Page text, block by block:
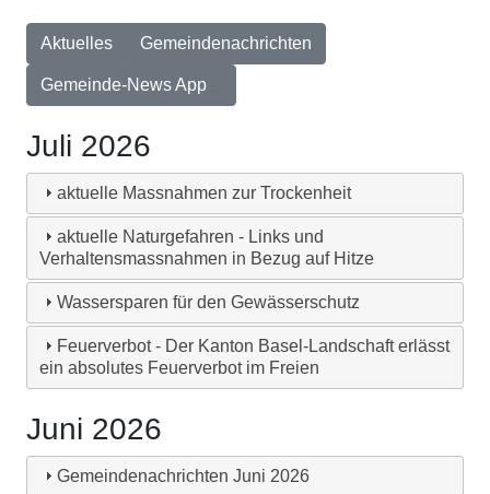
Aktuelles Gemeindenachrichten
Gemeinde-News App
Juli 2026
aktuelle Massnahmen zur Trockenheit
aktuelle Naturgefahren - Links und
Verhaltensmassnahmen in Bezug auf Hitze
Wassersparen für den Gewässerschutz
Feuerverbot - Der Kanton Basel-Landschaft erlässt
ein absolutes Feuerverbot im Freien
Juni 2026
Gemeindenachrichten Juni 2026